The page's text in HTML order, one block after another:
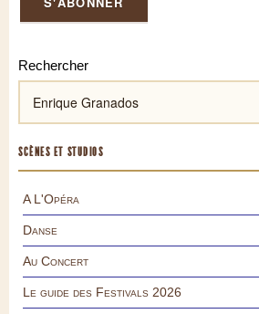
Rechercher
SCÈNES ET STUDIOS
A L'Opéra
Danse
Au Concert
Le guide des Festivals 2026